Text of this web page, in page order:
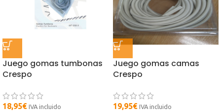
Juego gomas tumbonas
Crespo
18,95€ IVA incluido
Juego gomas camas
Crespo
19,95€ IVA incluido